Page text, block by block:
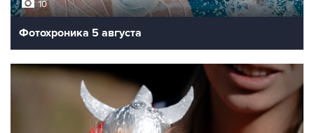
Турнир по футболу между командами фракций Госдумы
РФ на стадионе "Лужники".
Фото: ИТАР-ТАСС